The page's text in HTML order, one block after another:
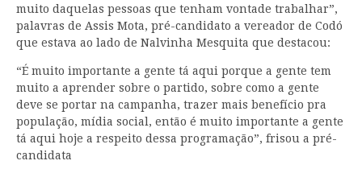
muito daquelas pessoas que tenham vontade trabalhar”,
palavras de Assis Mota, pré-candidato a vereador de Codó
que estava ao lado de Nalvinha Mesquita que destacou:
“É muito importante a gente tá aqui porque a gente tem
muito a aprender sobre o partido, sobre como a gente
deve se portar na campanha, trazer mais benefício pra
população, mídia social, então é muito importante a gente
tá aqui hoje a respeito dessa programação”, frisou a pré-
candidata